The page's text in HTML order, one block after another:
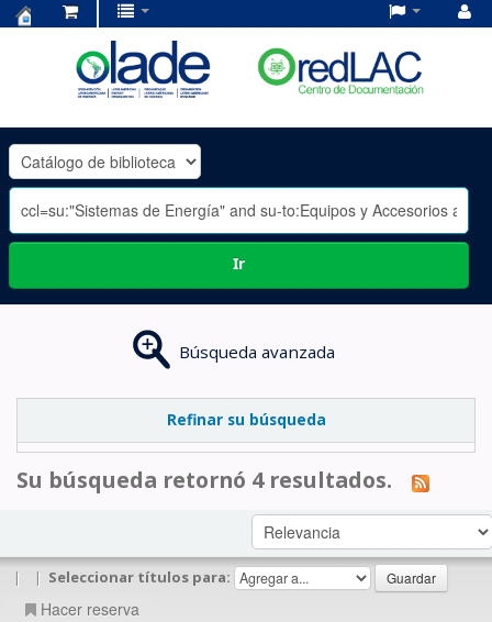
OLADE
-
Ir
Búsqueda avanzada
Refinar su búsqueda
Su búsqueda retornó 4 resultados.
| | Seleccionar títulos para:
Hacer reserva